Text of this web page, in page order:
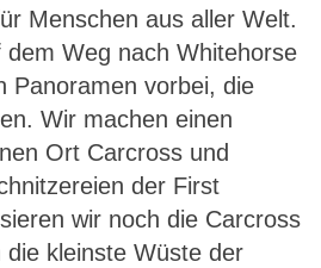
Menschen aus aller Welt.
Weg nach Whitehorse
Panoramen vorbei, die
Wir machen einen
Ort Carcross und
der First
wir noch die Carcross
kleinste Wüste der